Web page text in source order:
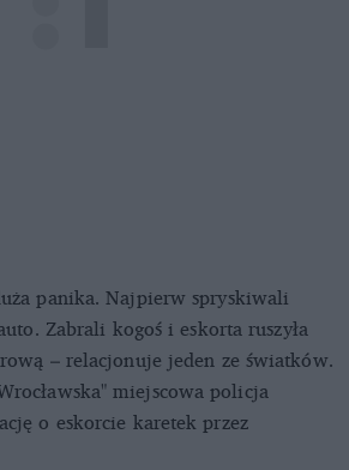
panika. Najpierw spryskiwali
Zabrali kogoś i eskorta ruszyła
– relacjonuje jeden ze światków.
miejscowa policja
o eskorcie karetek przez